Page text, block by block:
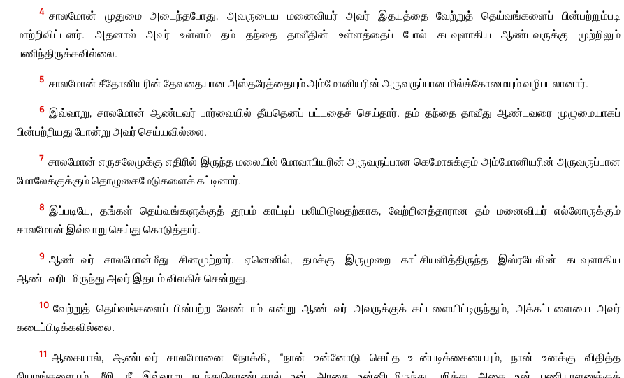
4 சாலமோன் முதுமை அடைந்தபோது, அவருடைய மனைவியர் அவர் இதயத்தை வேற்றுத் தெய்வங்களைப் பின்பற்றும்படி
மாற்றிவிட்டனர். அதனால் அவர் உள்ளம் தம் தந்தை தாவீதின் உள்ளத்தைப் போல் கடவுளாகிய ஆண்டவருக்கு முற்றிலும்
பணிந்திருக்கவில்லை.
5 சாலமோன் சீதோனியரின் தேவதையான அஸ்தரேத்தையும் அம்மோனியரின் அருவருப்பான மில்க்கோமையும் வழிபடலானார்.
6 இவ்வாறு, சாலமோன் ஆண்டவர் பார்வையில் தீயதெனப் பட்டதைச் செய்தார். தம் தந்தை தாவீது ஆண்டவரை முழுமையாகப்
பின்பற்றியது போன்று அவர் செய்யவில்லை.
7 சாலமோன் எருசலேமுக்கு எதிரில் இருந்த மலையில் மோவாபியரின் அருவருப்பான கெமோசுக்கும் அம்மோனியரின் அருவருப்பான
மோலேக்குக்கும் தொழுகைமேடுகளைக் கட்டினார்.
8 இப்படியே, தங்கள் தெய்வங்களுக்குத் தூபம் காட்டிப் பலியிடுவதற்காக, வேற்றினத்தாரான தம் மனைவியர் எல்லோருக்கும்
சாலமோன் இவ்வாறு செய்து கொடுத்தார்.
9 ஆண்டவர் சாலமோன்மீது சினமுற்றார். ஏனெனில், தமக்கு இருமுறை காட்சியளித்திருந்த இஸ்ரயேலின் கடவுளாகிய
ஆண்டவரிடமிருந்து அவர் இதயம் விலகிச் சென்றது.
10 வேற்றுத் தெய்வங்களைப் பின்பற்ற வேண்டாம் என்று ஆண்டவர் அவருக்குக் கட்டளையிட்டிருந்தும், அக்கட்டளையை அவர்
கடைப்பிடிக்கவில்லை.
11 ஆகையால், ஆண்டவர் சாலமோனை நோக்கி, “நான் உன்னோடு செய்த உடன்படிக்கையையும், நான் உனக்கு விதித்த